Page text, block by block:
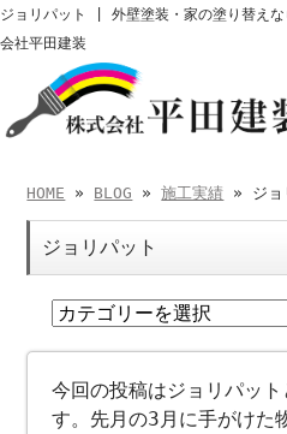
ジョリパット | 外壁塗装・家の塗り替えな
会社平田建装
HOME » BLOG »施工実績 » ジョ
ジョリパット
今回の投稿はジョリパッ
す。先月の3月に手がけた